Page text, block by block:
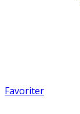
Favoriter